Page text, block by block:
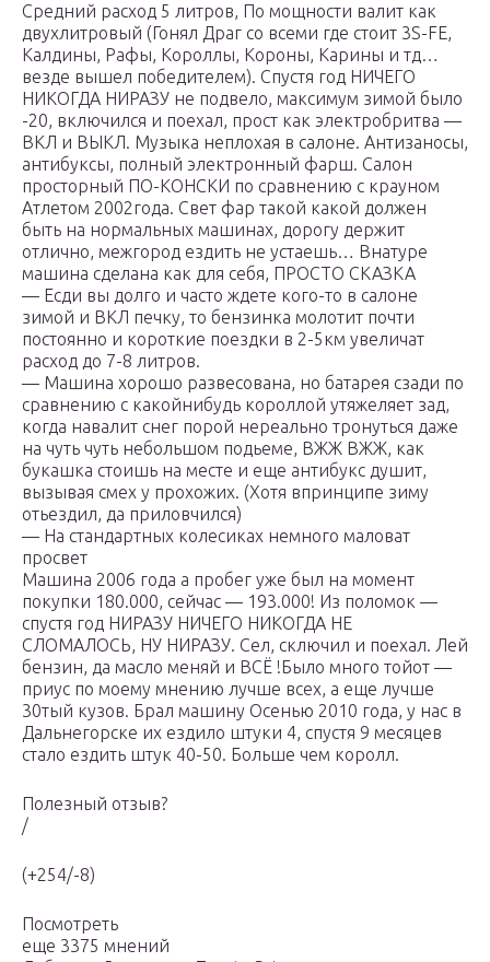
Средний расход 5 литров, По мощности валит как
двухлитровый (Гонял Драг со всеми где стоит 3S-FE,
Калдины, Рафы, Короллы, Короны, Карины и тд…
везде вышел победителем). Спустя год НИЧЕГО
НИКОГДА НИРАЗУ не подвело, максимум зимой было
-20, включился и поехал, прост как электробритва —
ВКЛ и ВЫКЛ. Музыка неплохая в салоне. Антизаносы,
антибуксы, полный электронный фарш. Салон
просторный ПО-КОНСКИ по сравнению с крауном
Атлетом 2002года. Свет фар такой какой должен
быть на нормальных машинах, дорогу держит
отлично, межгород ездить не устаешь… Внатуре
машина сделана как для себя, ПРОСТО СКАЗКА
— Есди вы долго и часто ждете кого-то в салоне
зимой и ВКЛ печку, то бензинка молотит почти
постоянно и короткие поездки в 2-5км увеличат
расход до 7-8 литров.
— Машина хорошо развесована, но батарея сзади по
сравнению с какойнибудь короллой утяжеляет зад,
когда навалит снег порой нереально тронуться даже
на чуть чуть небольшом подьеме, ВЖЖ ВЖЖ, как
букашка стоишь на месте и еще антибукс душит,
вызывая смех у прохожих. (Хотя впринципе зиму
отьездил, да приловчился)
— На стандартных колесиках немного маловат
просвет
Машина 2006 года а пробег уже был на момент
покупки 180.000, сейчас — 193.000! Из поломок —
спустя год НИРАЗУ НИЧЕГО НИКОГДА НЕ
СЛОМАЛОСЬ, НУ НИРАЗУ. Сел, сключил и поехал. Лей
бензин, да масло меняй и ВСЁ !Было много тойот —
приус по моему мнению лучше всех, а еще лучше
30тый кузов. Брал машину Осенью 2010 года, у нас в
Дальнегорске их ездило штуки 4, спустя 9 месяцев
стало ездить штук 40-50. Больше чем королл.
Полезный отзыв?
/
(+254/-8)
Посмотреть
еще 3375 мнений